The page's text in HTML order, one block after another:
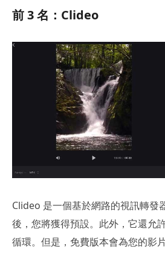
前 3 名：Clideo
Clideo 是一個基於網路的視訊轉發
後，您將獲得預設。此外，它還允
循環。但是，免費版本會為您的影